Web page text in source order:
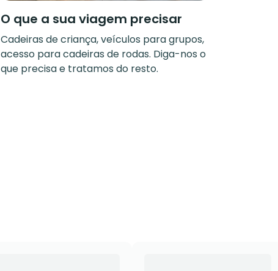
O que a sua viagem precisar
Cadeiras de criança, veículos para grupos,
acesso para cadeiras de rodas. Diga-nos o
que precisa e tratamos do resto.